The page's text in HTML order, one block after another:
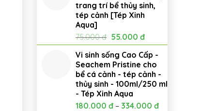
28.000 đ.
trang trí bể thủy sinh,
tép cảnh [Tép Xinh
Aqua]
75.000đ Giá
gốc
là:
75.000 đ.
55.000 đGiá
hiện
tại
là:
55.000 đ.
Vi sinh sống Cao Cấp -
Seachem Pristine cho
bể cá cảnh - tép cảnh -
thủy sinh - 100ml/250 ml
- Tép Xinh Aqua
180.000 đ – 334.000 đ